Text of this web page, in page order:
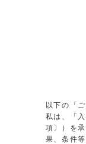
以下の「
私は、「
項〕）を
果、条件